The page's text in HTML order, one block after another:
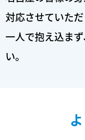
対応させていただ
一人で抱え込ま
い。